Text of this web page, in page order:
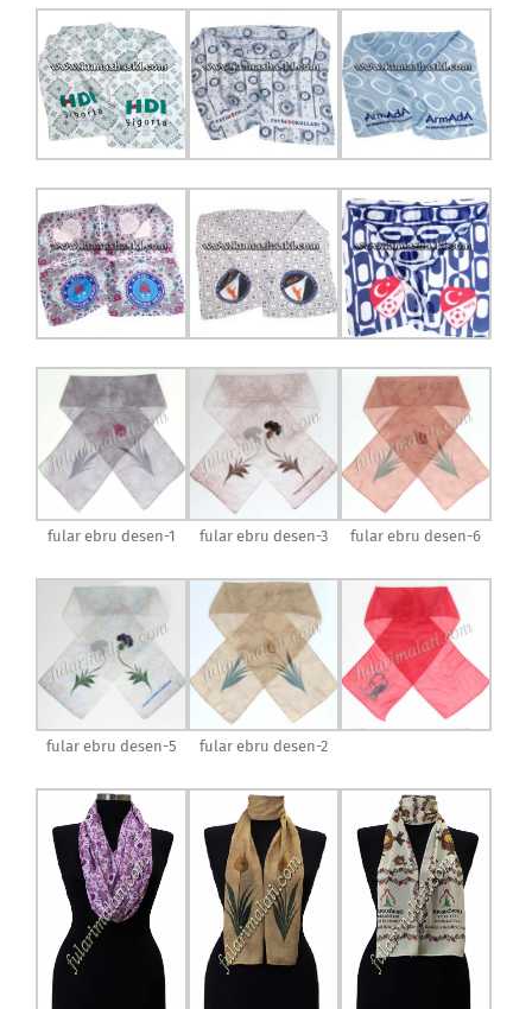
fular ebru desen-1 fular ebru desen-3 fular ebru desen-6
fular ebru desen-5 fular ebru desen-2